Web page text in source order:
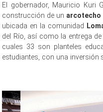
El gobernador, Mauricio Kuri
construcción de un arcotecho
ubicada en la comunidad
del Río, así como la entrega
cuales 33 son planteles
estudiantes, con una inversión